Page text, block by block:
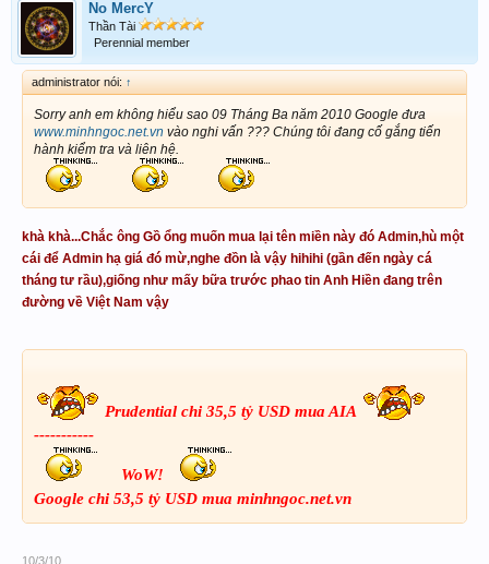
No MercY
Thần Tài
Perennial member
administrator nói: ↑
Sorry anh em không hiểu sao 09 Tháng Ba năm 2010 Google đưa
www.minhngoc.net.vn vào nghi vấn ??? Chúng tôi đang cố gắng tiến
hành kiểm tra và liên hệ.
khà khà...Chắc ông Gồ ổng muốn mua lại tên miền này đó Admin,hù một
cái để Admin hạ giá đó mừ,nghe đồn là vậy hihihi (gần đến ngày cá
tháng tư rầu),giống như mấy bữa trước phao tin Anh Hiền đang trên
đường về Việt Nam vậy
Prudential chi 35,5 tỷ USD mua AIA
-----------
WoW!
Google chi 53,5 tỷ USD mua minhngoc.net.vn
10/3/10